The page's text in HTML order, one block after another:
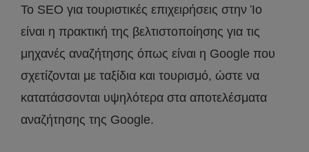
Το SEO για τουριστικές επιχειρήσεις στην Ίο
είναι η πρακτική της βελτιστοποίησης για τις
μηχανές αναζήτησης όπως είναι η Google που
σχετίζονται με ταξίδια και τουρισμό, ώστε να
κατατάσσονται υψηλότερα στα αποτελέσματα
αναζήτησης της Google.